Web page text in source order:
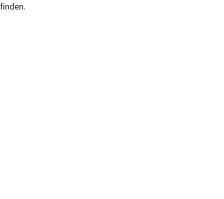
finden.